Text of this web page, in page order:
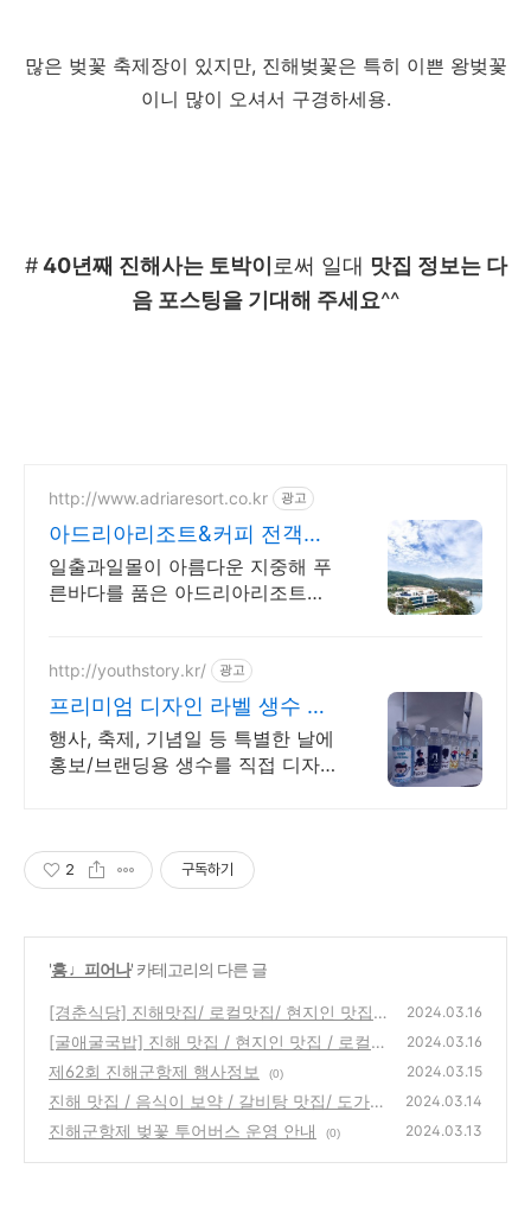
많은 벚꽃 축제장이 있지만, 진해벚꽃은 특히 이쁜 왕벚꽃
이니 많이 오셔서 구경하세용.
#40년째 진해사는 토박이 로써 일대 맛집 정보는 다
음 포스팅을 기대해 주세요^^
http://www.adriaresort.co.kr 광고
아드리아리조트&커피 전객실
바다전망, 아로마스파
일출과일몰이 아름다운 지중해 푸
른바다를 품은 아드리아리조트에
http://youthstory.kr/ 광고
프리미엄 디자인 라벨 생수 청
춘스토리
행사, 축제, 기념일 등 특별한 날에
홍보/브랜딩용 생수를 직접 디자인
2 구독하기
'흥 ♩피어나' 카테고리의 다른 글
[경춘식당] 진해맛집/ 로컬맛집/ 현지인 맛집/
경화5일장 맛집 / 육회맛집
(1)
2024.03.16
[굴애굴국밥] 진해 맛집 / 현지인 맛집 / 로컬
맛집 / 굴국밥 / 스테미너음식 /
2024.03.16
제62회 진해군항제 행사정보 (0) 2024.03.15
진해 맛집 / 음식이 보약 / 갈비탕 맛집/ 도가니
갈비탕 맛집/ 갈비찜 맛집/ 군항제 맛집/ 진해
2024.03.14
진해군항제 벚꽃 투어버스 운영 안내 (0) 2024.03.13